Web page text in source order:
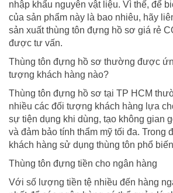
nhập khẩu nguyên vật liệu. Vì thế, để
của sản phẩm này là bao nhiêu, hãy
sản xuất thùng tôn đựng hồ sơ giá rẻ
được tư vấn.
Thùng tôn đựng hồ sơ thường được
tượng khách hàng nào?
Thùng tôn đựng hồ sơ tại TP HCM
nhiều các đối tượng khách hàng lựa
sự tiện dụng khi dùng, tạo không gian
và đảm bảo tính thẩm mỹ tối đa. Trong
khách hàng sử dụng thùng tôn phổ
Thùng tôn đựng tiền cho ngân hàng
Với số lượng tiền tệ nhiều đến hàng